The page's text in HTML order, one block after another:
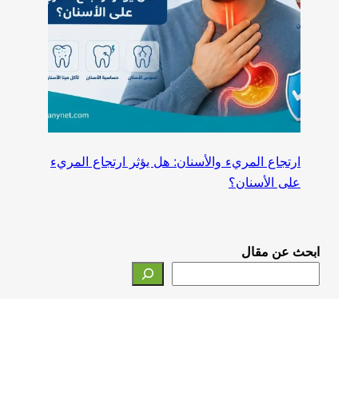
ارتجاع المريء والأسنان: هل يؤثر ارتجاع المريء
على الأسنان؟
ابحث عن مقال